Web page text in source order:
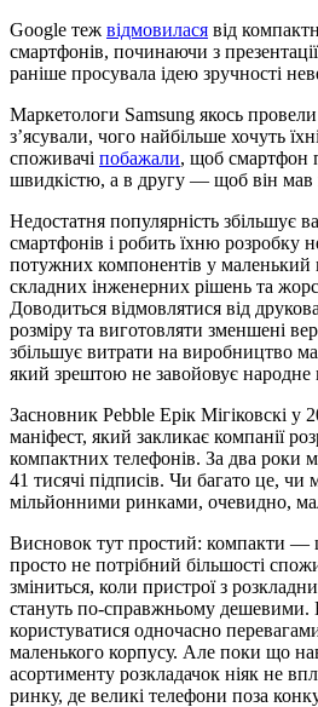
Google теж відмовилася від
смартфонів, починаючи з
раніше просувала ідею зручності
Маркетологи Samsung якось
з’ясували, чого найбільше хочуть
споживачі побажали, щоб смартфон
швидкістю, а в другу — щоб він мав
Недостатня популярність збільшує
смартфонів і робить їхню розробку
потужних компонентів у маленький
складних інженерних рішень та
Доводиться відмовлятися від
розміру та виготовляти зменшені
збільшує витрати на виробництво
який зрештою не завойовує народне
Засновник Pebble Ерік Мігіковскі у
маніфест, який закликає компанії
компактних телефонів. За два роки
41 тисячі підписів. Чи багато це, чи
мільйонними ринками, очевидно,
Висновок тут простий: компакти —
просто не потрібний більшості
зміниться, коли пристрої з
стануть по-справжньому дешевими.
користуватися одночасно
маленького корпусу. Але поки що
асортименту розкладачок ніяк не
ринку, де великі телефони поза